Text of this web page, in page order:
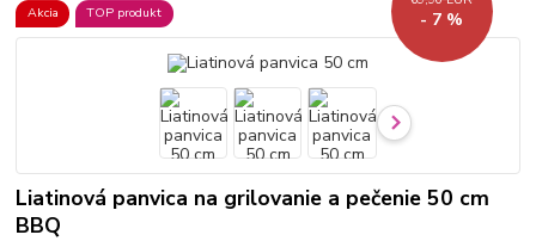
Akcia TOP produkt - 7 %
Liatinová panvica na grilovanie a pečenie 50 cm
BBQ